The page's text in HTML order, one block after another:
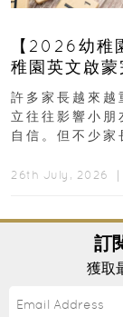
【2026幼稚
稚園英文啟
許多家長越來越
立往往影響小朋
自信。但不少
26th July, 2026 ｜
訂
獲取